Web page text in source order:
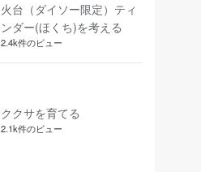
火台（ダイソー限定）ティ
ンダー(ほくち)を考える
2.4k件のビュー
ククサを育てる
2.1k件のビュー